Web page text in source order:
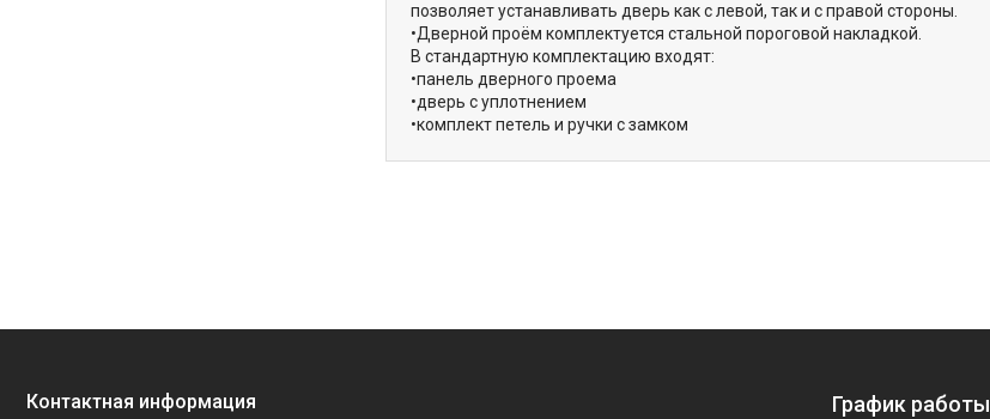
позволяет устанавливать дверь как с левой, так и с правой стороны.
•Дверной проём комплектуется стальной пороговой накладкой.
В стандартную комплектацию входят:
•панель дверного проема
•дверь с уплотнением
•комплект петель и ручки с замком
График работы